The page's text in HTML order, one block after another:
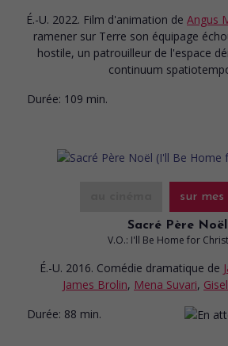
É.-U. 2022. Film d'animation de Angus
ramener sur Terre son équipage
hostile, un patrouilleur de l'espace
continuum
Durée: 109 min.
sur mes
Sacré Père Noël
V.O.: I'll Be Home for
É.-U. 2016. Comédie dramatique de
James Brolin, Mena Suvari,
Durée: 88 min.